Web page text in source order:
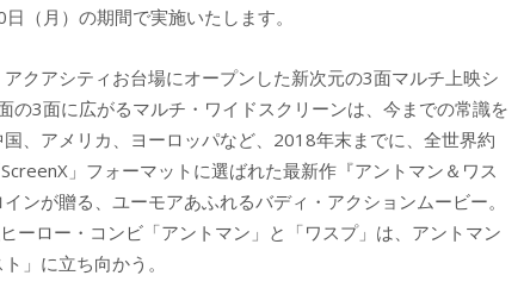
（月）の期間で実施いたします。
クアシティお台場にオープンした新次元の3面マルチ上映シ
の3面に広がるマルチ・ワイドスクリーンは、今までの常識を
、アメリカ、ヨーロッパなど、2018年末までに、全世界約
」フォーマットに選ばれた最新作『アントマン＆ワス
ンが贈る、ユーモアあふれるバディ・アクションムービー。
ーロー・コンビ「アントマン」と「ワスプ」は、アントマン
」に立ち向かう。